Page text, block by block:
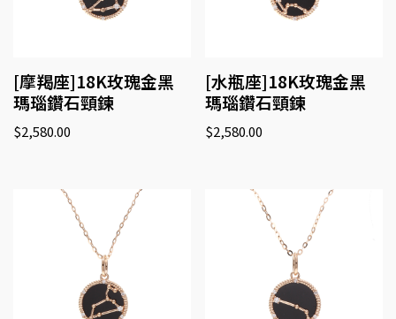
[摩羯座]18K玫瑰金黑
瑪瑙鑽石頸鍊
$2,580.00
[水瓶座]18K玫瑰金黑
瑪瑙鑽石頸鍊
$2,580.00